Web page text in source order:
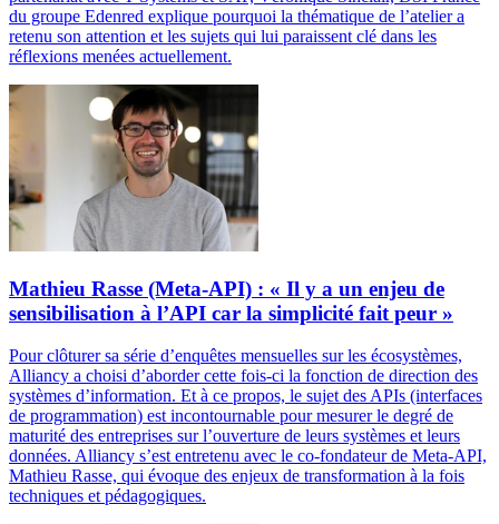
du groupe Edenred explique pourquoi la thématique de l’atelier a
retenu son attention et les sujets qui lui paraissent clé dans les
réflexions menées actuellement.
Mathieu Rasse (Meta-API) : « Il y a un enjeu de
sensibilisation à l’API car la simplicité fait peur »
Pour clôturer sa série d’enquêtes mensuelles sur les écosystèmes,
Alliancy a choisi d’aborder cette fois-ci la fonction de direction des
systèmes d’information. Et à ce propos, le sujet des APIs (interfaces
de programmation) est incontournable pour mesurer le degré de
maturité des entreprises sur l’ouverture de leurs systèmes et leurs
données. Alliancy s’est entretenu avec le co-fondateur de Meta-API,
Mathieu Rasse, qui évoque des enjeux de transformation à la fois
techniques et pédagogiques.